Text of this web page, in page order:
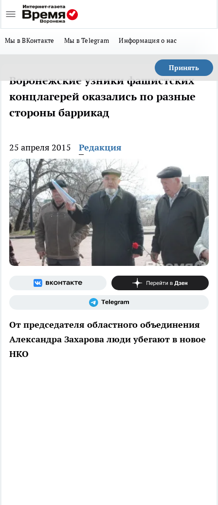
Мы в ВКонтакте Мы в Telegram Информация о нас
Принять
Воронежские узники фашистских
концлагерей оказались по разные
стороны баррикад
25 апреля 2015 Редакция
От председателя областного объединения
Александра Захарова люди убегают в новое
НКО